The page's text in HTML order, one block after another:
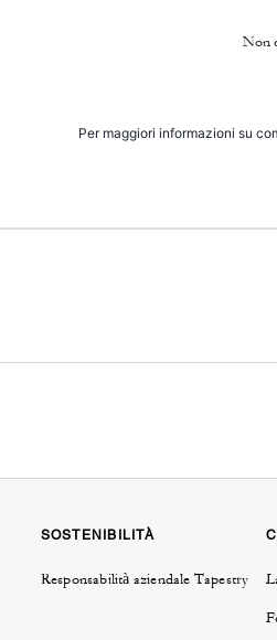
Non
Per maggiori informazioni su
SOSTENIBILITÀ
Responsabilità aziendale Tapestry